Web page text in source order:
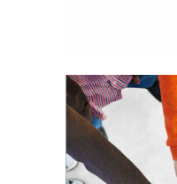
La
d’intérêts
18 septembre 2023
FEUILLETER